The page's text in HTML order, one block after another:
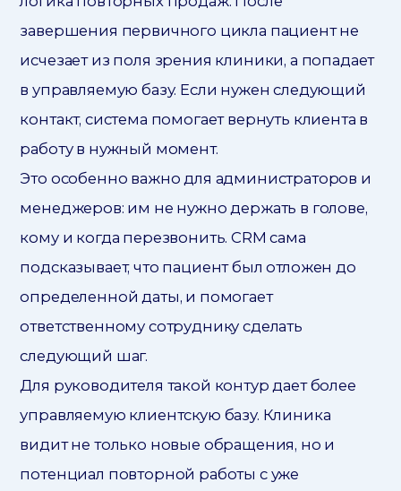
завершения первичного цикла пациент не
исчезает из поля зрения клиники, а попадает
в управляемую базу. Если нужен следующий
контакт, система помогает вернуть клиента в
работу в нужный момент.
Это особенно важно для администраторов и
менеджеров: им не нужно держать в голове,
кому и когда перезвонить. CRM сама
подсказывает, что пациент был отложен до
определенной даты, и помогает
ответственному сотруднику сделать
следующий шаг.
Для руководителя такой контур дает более
управляемую клиентскую базу. Клиника
видит не только новые обращения, но и
потенциал повторной работы с уже